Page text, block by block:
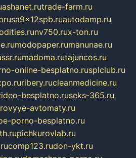
ashanet.rutrade-farm.ru
autodamp.ru
nv750.rux-ton.ru
modopaper.rumanunae.ru
madoma.rutajuncos.ru
online-besplatno.rusplclub.ru
ribery.rucleanmedicine.ru
besplatno.ruseks-365.ru
avtomaty.ru
porno-besplatno.ru
pichkurovlab.ru
comp123.rudon-ykt.ru